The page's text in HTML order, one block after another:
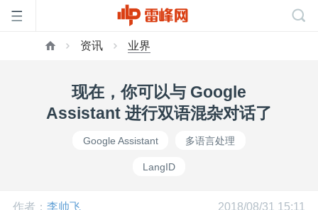
页
资讯 业界
现在，你可以与 Google
Assistant 进行双语混杂对话了
Google Assistant 多语言处理
LangID
作者： 李帅飞 2018/08/31 15:11